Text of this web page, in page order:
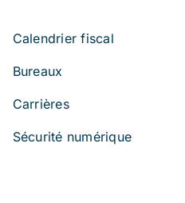
Calendrier fiscal
Bureaux
Carrières
Sécurité numérique